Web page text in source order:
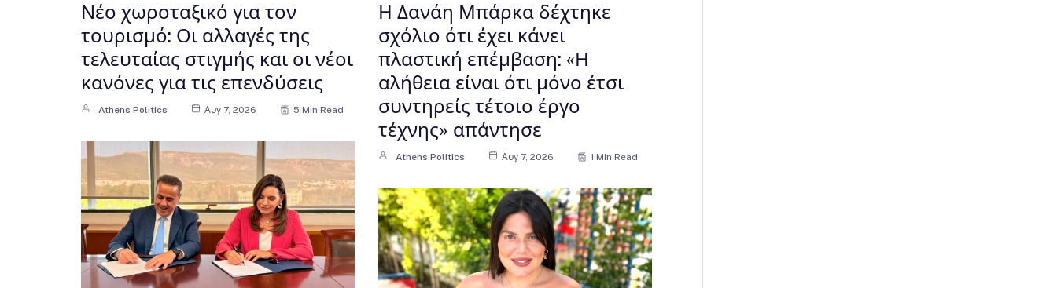
Νέο χωροταξικό για τον
τουρισμό: Οι αλλαγές της
τελευταίας στιγμής και οι νέοι
κανόνες για τις επενδύσεις
Athens Politics Αυγ 7, 2026 5 Min Read
Η Δανάη Μπάρκα δέχτηκε
σχόλιο ότι έχει κάνει
πλαστική επέμβαση: «Η
αλήθεια είναι ότι μόνο έτσι
συντηρείς τέτοιο έργο
τέχνης» απάντησε
Athens Politics Αυγ 7, 2026 1 Min Read